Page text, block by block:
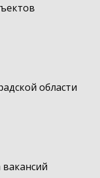
области